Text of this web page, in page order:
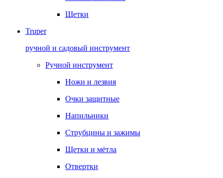
Щетки
Truper
ручной и садовый инструмент
Ручной инструмент
Ножи и лезвия
Очки защитные
Напильники
Струбцины и зажимы
Щетки и мётла
Отвертки